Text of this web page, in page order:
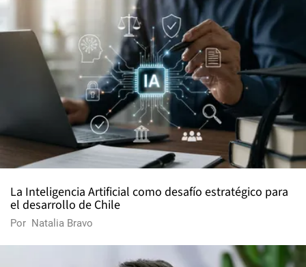
La Inteligencia Artificial como desafío estratégico para
el desarrollo de Chile
Por Natalia Bravo